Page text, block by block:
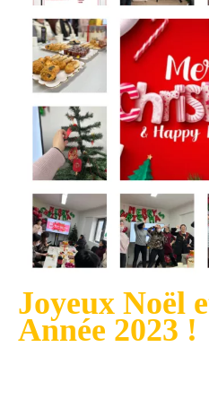
Joyeux Noël
Année 2023 !